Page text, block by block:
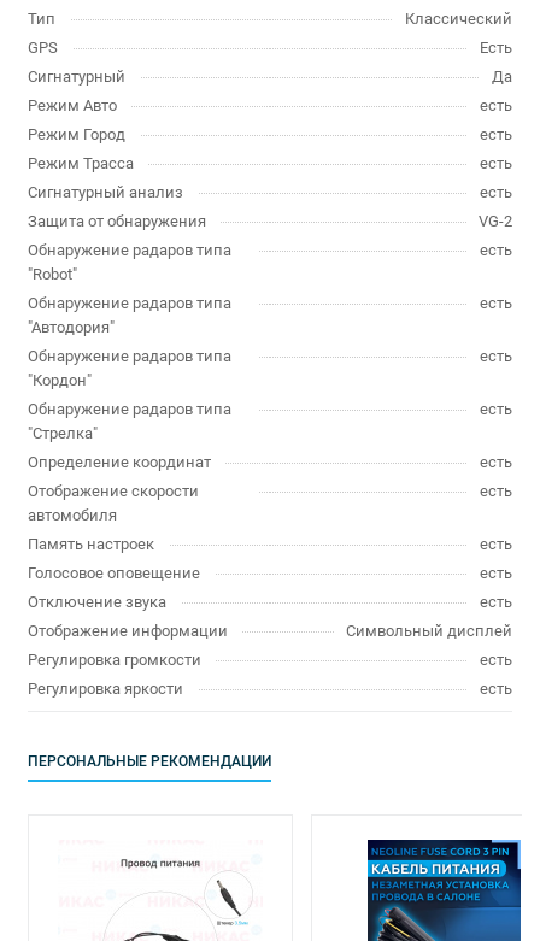
Тип
Классический
GPS
Есть
Сигнатурный
Да
Режим Авто
есть
Режим Город
есть
Режим Трасса
есть
Сигнатурный анализ
есть
Защита от обнаружения
VG-2
Обнаружение радаров типа
"Robot"
есть
Обнаружение радаров типа
"Автодория"
есть
Обнаружение радаров типа
"Кордон"
есть
Обнаружение радаров типа
"Стрелка"
есть
Определение координат
есть
Отображение скорости
автомобиля
есть
Память настроек
есть
Голосовое оповещение
есть
Отключение звука
есть
Отображение информации
Символьный дисплей
Регулировка громкости
есть
Регулировка яркости
есть
ПЕРСОНАЛЬНЫЕ РЕКОМЕНДАЦИИ